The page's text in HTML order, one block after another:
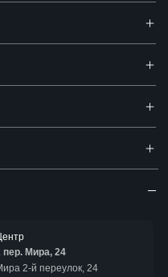
пер. Мира, 24
2-й переулок, 24